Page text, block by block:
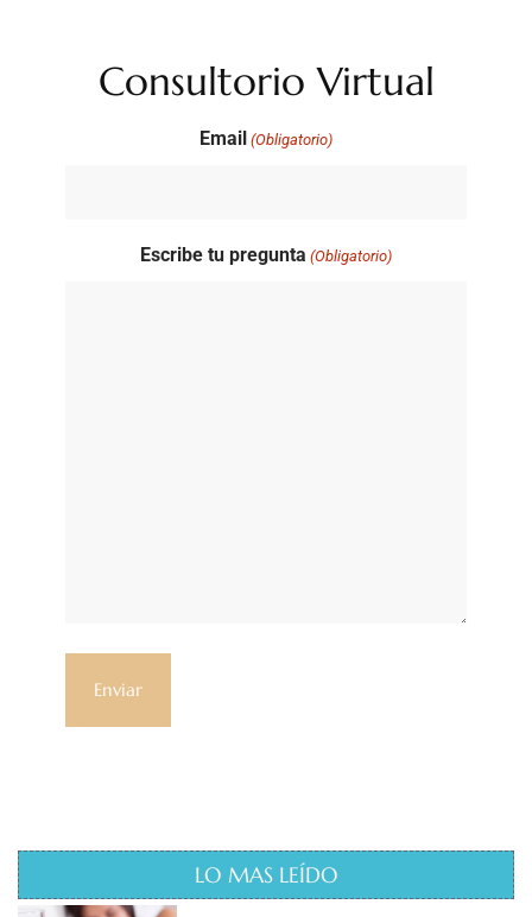
Consultorio Virtual
Email (Obligatorio)
Escribe tu pregunta (Obligatorio)
LO MAS LEÍDO